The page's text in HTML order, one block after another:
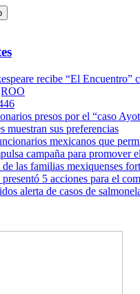
recibe “El Encuentro”
presos por el “caso
muestran sus preferencias
mexicanos que
campaña para promover
las familias mexiquenses
5 acciones para el
alerta de casos de